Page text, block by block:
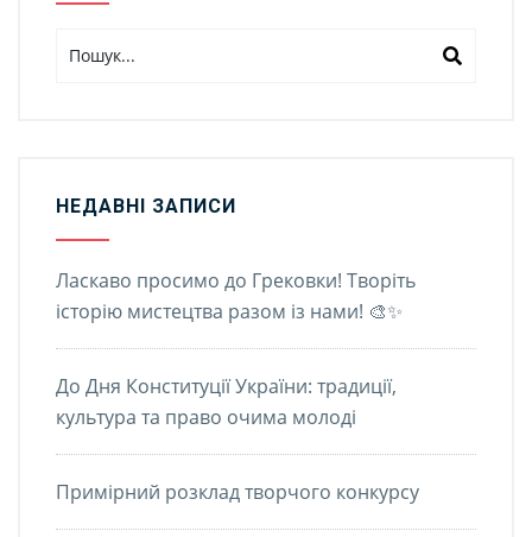
НЕДАВНІ ЗАПИСИ
Ласкаво просимо до Грековки! Творіть
історію мистецтва разом із нами! 🎨✨
До Дня Конституції України: традиції,
культура та право очима молоді
Примірний розклад творчого конкурсу